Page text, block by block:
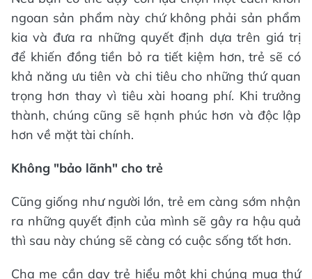
ngoan sản phẩm này chứ không phải sản phẩm
kia và đưa ra những quyết định dựa trên giá trị
để khiến đồng tiền bỏ ra tiết kiệm hơn, trẻ sẽ có
khả năng ưu tiên và chi tiêu cho những thứ quan
trọng hơn thay vì tiêu xài hoang phí. Khi trưởng
thành, chúng cũng sẽ hạnh phúc hơn và độc lập
hơn về mặt tài chính.
Không "bảo lãnh" cho trẻ
Cũng giống như người lớn, trẻ em càng sớm nhận
ra những quyết định của mình sẽ gây ra hậu quả
thì sau này chúng sẽ càng có cuộc sống tốt hơn.
Cha mẹ cần dạy trẻ hiểu một khi chúng mua thứ